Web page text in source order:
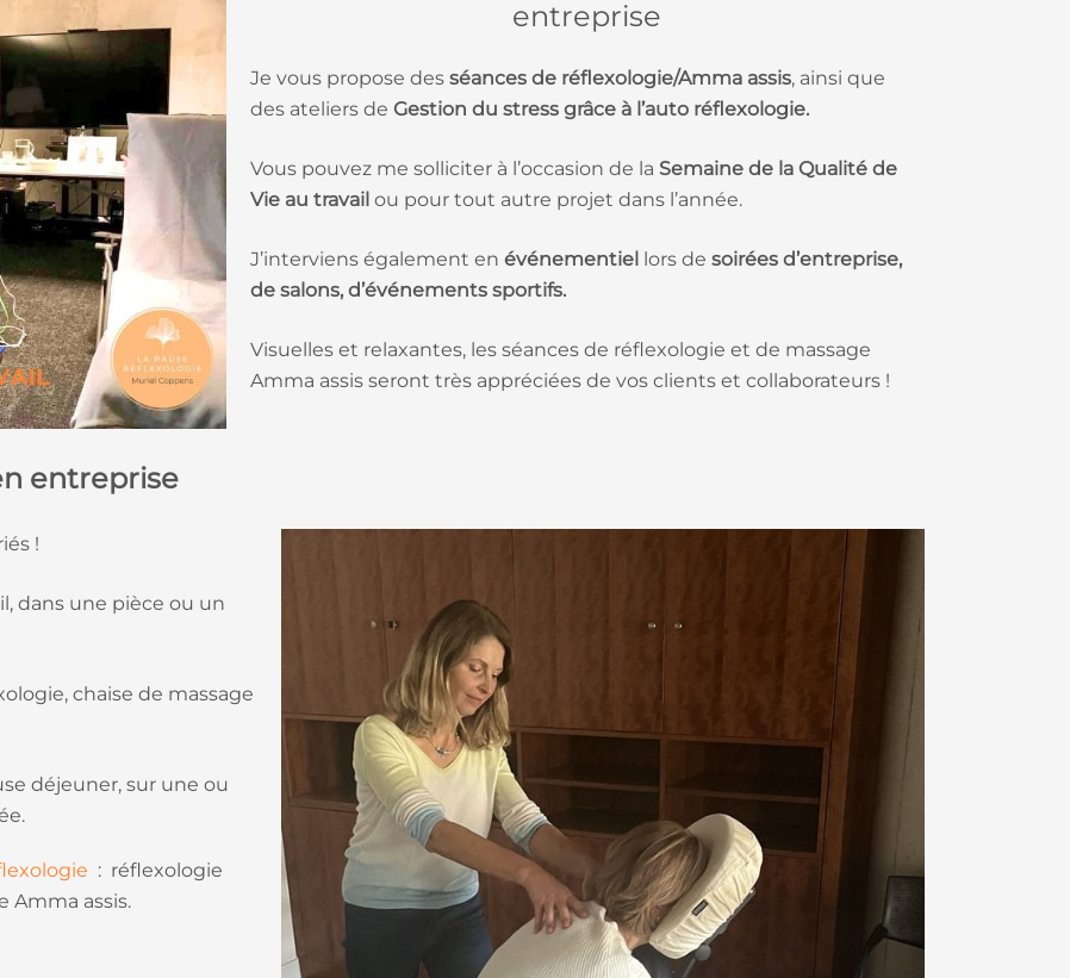
entreprise
Je vous propose des séances de réflexologie/Amma assis, ainsi que
des ateliers de Gestion du stress grâce à l’auto réflexologie.
Vous pouvez me solliciter à l’occasion de la Semaine de la Qualité de
Vie au travail ou pour tout autre projet dans l’année.
J’interviens également en événementiel lors de soirées d’entreprise,
de salons, d’événements sportifs.
Visuelles et relaxantes, les séances de réflexologie et de massage
Amma assis seront très appréciées de vos clients et collaborateurs !
entreprise
!
dans une pièce ou un
chaise de massage
déjeuner, sur une ou
: réflexologie
Amma assis.